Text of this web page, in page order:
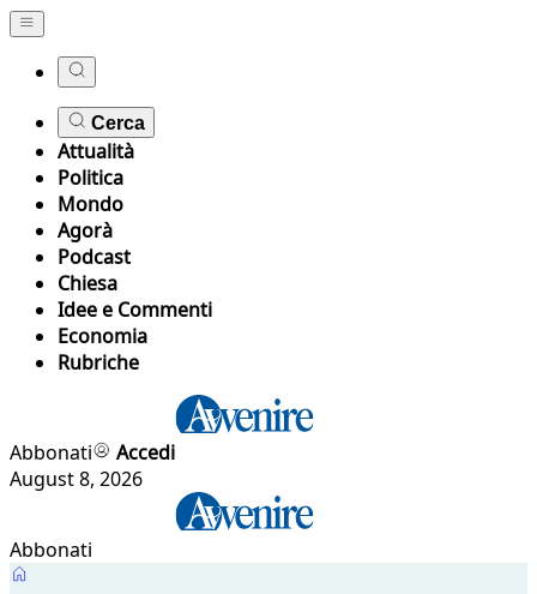
Cerca
Attualità
Politica
Mondo
Agorà
Podcast
Chiesa
Idee e Commenti
Economia
Rubriche
Abbonati
Accedi
August 8, 2026
Abbonati